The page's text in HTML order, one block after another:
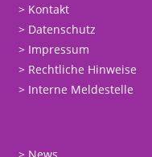
Kontakt
Datenschutz
Impressum
Rechtliche Hinweise
Interne Meldestelle